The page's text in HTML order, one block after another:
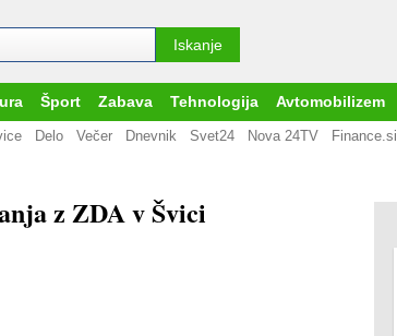
Šport Zabava Tehnologija Avtomobilizem
Delo Večer Dnevnik Svet24 Nova 24TV Finance.si
z ZDA v Švici